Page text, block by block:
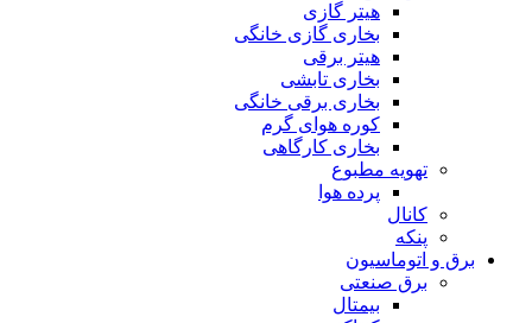
هیتر گازی
بخاری گازی خانگی
هیتر برقی
بخاری تابشی
بخاری برقی خانگی
کوره هوای گرم
بخاری کارگاهی
تهویه مطبوع
پرده هوا
کانال
پنکه
برق و اتوماسیون
برق صنعتی
بیمتال